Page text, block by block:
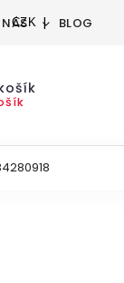
BLOG
CZK